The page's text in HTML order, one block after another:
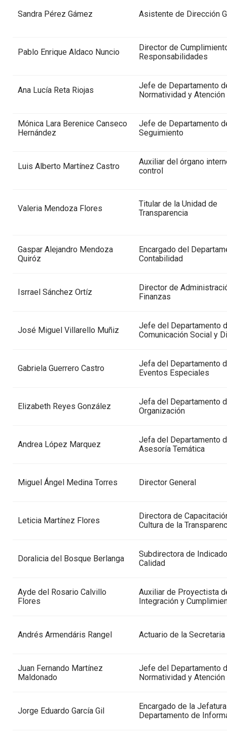
Sandra Pérez Gámez Asistente de Dirección
Pablo Enrique Aldaco Nuncio
Director de
Responsabilidades
Ana Lucía Reta Riojas
Jefe de Departamento
Normatividad y Atención
Mónica Lara Berenice Canseco
Hernández
Jefe de Departamento
Seguimiento
Luis Alberto Martínez Castro
Auxiliar del órgano
control
Valeria Mendoza Flores
Titular de la Unidad de
Transparencia
Gaspar Alejandro Mendoza
Quiróz
Encargado del
Contabilidad
Isrrael Sánchez Ortíz
Director de
Finanzas
José Miguel Villarello Muñiz
Jefe del Departamento
Comunicación Social y
Gabriela Guerrero Castro
Jefa del Departamento
Eventos Especiales
Elizabeth Reyes González
Jefa del Departamento
Organización
Andrea López Marquez
Jefa del Departamento
Asesoría Temática
Miguel Ángel Medina Torres Director General
Leticia Martínez Flores
Directora de
Cultura de la
Doralicia del Bosque Berlanga
Subdirectora de
Calidad
Ayde del Rosario Calvillo
Flores
Auxiliar de Proyectista
Integración y
Andrés Armendáris Rangel Actuario de la Secretaria
Juan Fernando Martínez
Maldonado
Jefe del Departamento
Normatividad y Atención
Jorge Eduardo García Gil
Encargado de la
Departamento de